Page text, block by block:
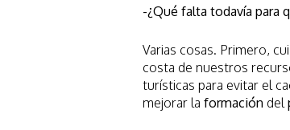
-¿Qué falta todavía para
Varias cosas. Primero,
costa de nuestros
turísticas para evitar el
mejorar la formación del